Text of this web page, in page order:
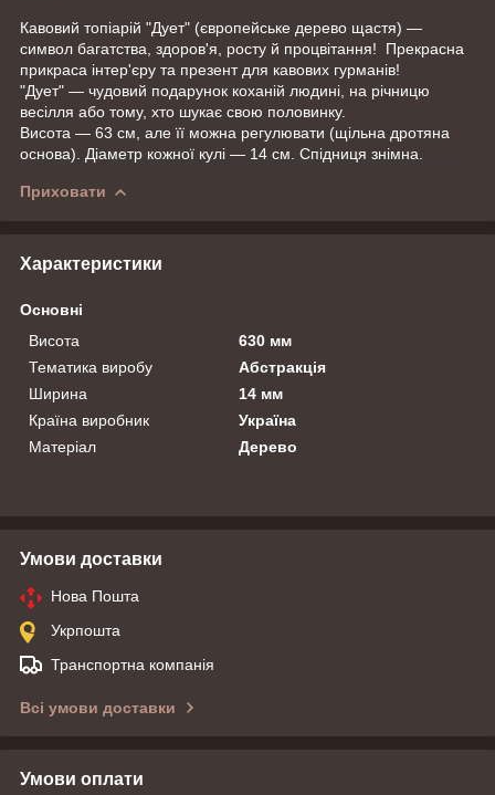
Кавовий топіарій "Дует" (європейське дерево щастя) —
символ багатства, здоров'я, росту й процвітання! Прекрасна
прикраса інтер'єру та презент для кавових гурманів!
"Дует" — чудовий подарунок коханій людині, на річницю
весілля або тому, хто шукає свою половинку.
Висота — 63 см, але її можна регулювати (щільна дротяна
основа). Діаметр кожної кулі — 14 см. Спідниця знімна.
Приховати
Характеристики
Основні
Висота
630 мм
Тематика виробу
Абстракція
Ширина
14 мм
Країна виробник
Україна
Матеріал
Дерево
Умови доставки
Нова Пошта
Укрпошта
Транспортна компанія
Всі умови доставки
Умови оплати